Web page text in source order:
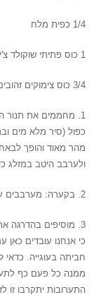
1/4 כפית מלח
1 כוס פתיתי שוקולד צ'יפס לאפייה
3/4 כוס צימוקים זהובים גדולים
כפול (סיר מלא מים
מהר מאוד והופך
ולערבב היטב במזלג
2. בקערה: מערבבים עם מזלג סוכר וביצים (וווהו! לא צריך מיקסר!).
3. מוסיפים
כי אנחנו עובדים
חביתה בעוגייה.
ממנה כל פעם כף
התערובות יתקרבו זו